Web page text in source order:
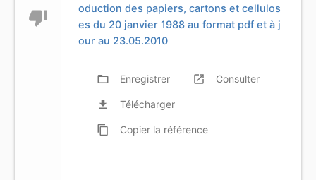
thumb_down
oduction des papiers, cartons et cellulos
es du 20 janvier 1988 au format pdf et à j
our au 23.05.2010
folder_open Enregistrer launch Consulter
file_download Télécharger
content_copy Copier la référence